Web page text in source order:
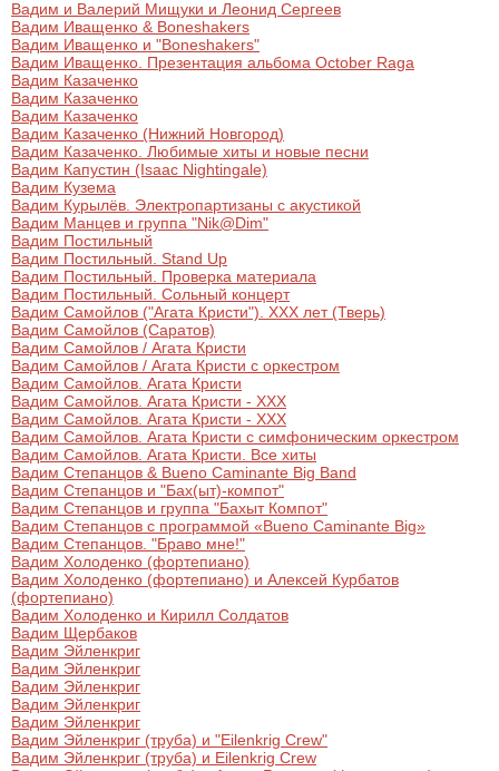
Вадим и Валерий Мищуки и Леонид Сергеев
Вадим Иващенко & Boneshakers
Вадим Иващенко и "Boneshakers"
Вадим Иващенко. Презентация альбома October Raga
Вадим Казаченко
Вадим Казаченко
Вадим Казаченко
Вадим Казаченко (Нижний Новгород)
Вадим Казаченко. Любимые хиты и новые песни
Вадим Капустин (Isaac Nightingale)
Вадим Кузема
Вадим Курылёв. Электропартизаны с акустикой
Вадим Манцев и группа "Nik@Dim"
Вадим Постильный
Вадим Постильный. Stand Up
Вадим Постильный. Проверка материала
Вадим Постильный. Сольный концерт
Вадим Самойлов ("Агата Кристи"). XXX лет (Тверь)
Вадим Самойлов (Саратов)
Вадим Самойлов / Агата Кристи
Вадим Самойлов / Агата Кристи с оркестром
Вадим Самойлов. Агата Кристи
Вадим Самойлов. Агата Кристи - XXX
Вадим Самойлов. Агата Кристи - XXX
Вадим Самойлов. Агата Кристи с симфоническим оркестром
Вадим Самойлов. Агата Кристи. Все хиты
Вадим Степанцов & Bueno Caminante Big Band
Вадим Степанцов и "Бах(ыт)-компот"
Вадим Степанцов и группа "Бахыт Компот"
Вадим Степанцов с программой «Bueno Caminante Big»
Вадим Степанцов. "Браво мне!"
Вадим Холоденко (фортепиано)
Вадим Холоденко (фортепиано) и Алексей Курбатов
(фортепиано)
Вадим Холоденко и Кирилл Солдатов
Вадим Щербаков
Вадим Эйленкриг
Вадим Эйленкриг
Вадим Эйленкриг
Вадим Эйленкриг
Вадим Эйленкриг
Вадим Эйленкриг (труба) и "Eilenkrig Crew"
Вадим Эйленкриг (труба) и Eilenkrig Crew